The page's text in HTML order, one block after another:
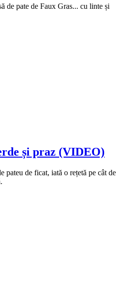
de pate de Faux Gras... cu linte și
și praz (VIDEO)
pateu de ficat, iată o rețetă pe cât de